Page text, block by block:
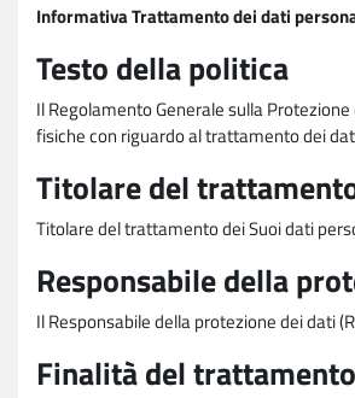
Informativa Trattamento dei dati
Testo della politica
Il Regolamento Generale sulla
fisiche con riguardo al trattamento dei
Titolare del
Titolare del trattamento dei Suoi dati
Responsabile della
Il Responsabile della protezione dei dati
Finalità del